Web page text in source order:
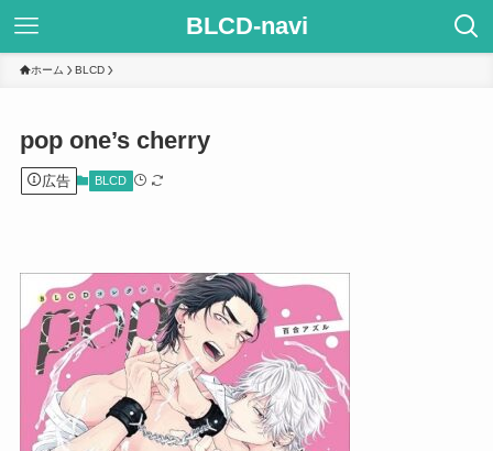
BLCD-navi
ホーム BLCD
pop one’s cherry
広告 BLCD